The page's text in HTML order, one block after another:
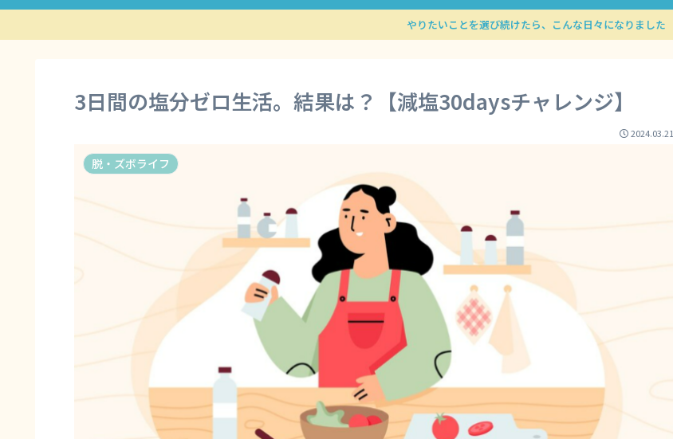
やりたいことを選び続けたら、こんな日々になりました
3日間の塩分ゼロ生活。結果は？【減塩30daysチャレンジ】
2024.03.21
脱・ズボライフ